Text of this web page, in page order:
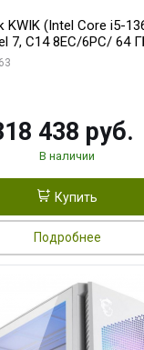
(Intel Core i5-
7, C14 8EC/6PC/ 64
3X OC 16GB GDDR7
438 руб.
В наличии
Купить
Подробнее